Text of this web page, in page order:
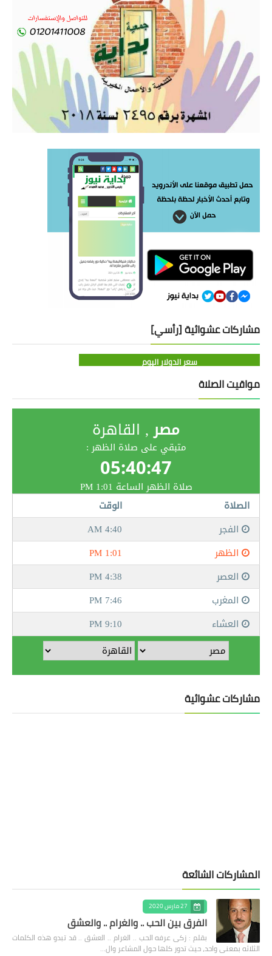
مشاركات عشوائية [رأسي]
سعر الدولار اليوم
مواقيت الصلاة
مشاركات عشوائية
المشاركات الشائعة
27 مارس 2020
الفرق بين الحب .. والغرام .. والعشق
بقلم : زكى عرفه الحب .. الغرام .. العشق .. قد تبدو هذه الكلمات
الثلاثه بمعنى واحد، حيث تدور كلها حول المشاعر وال…